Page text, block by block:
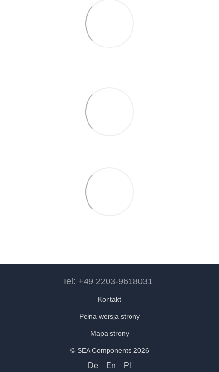
Tel: +49 2203-9618031
Kontakt
Pełna wersja strony
Mapa strony
© SEA Components 2026
De En Pl